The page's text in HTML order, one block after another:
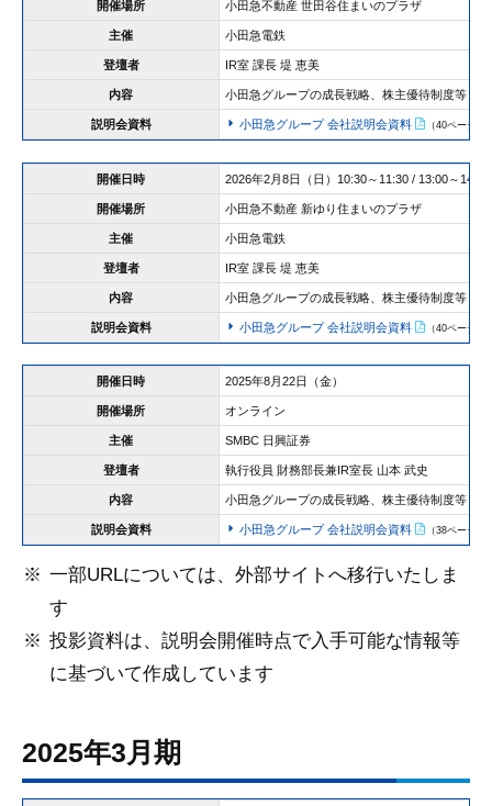
開催場所 小田急不動産 世田谷住まいのプラザ
主催 小田急電鉄
登壇者 IR室 課長 堤 恵美
内容 小田急グループの成長戦略、株主優待制度等
説明会資料 小田急グループ 会社説明会資料 （40ページ/
開催日時 2026年2月8日（日）10:30～11:30 / 13:00～14:00
開催場所 小田急不動産 新ゆり住まいのプラザ
主催 小田急電鉄
登壇者 IR室 課長 堤 恵美
内容 小田急グループの成長戦略、株主優待制度等
説明会資料 小田急グループ 会社説明会資料 （40ページ/
開催日時 2025年8月22日（金）
開催場所 オンライン
主催 SMBC 日興証券
登壇者 執行役員 財務部長兼IR室長 山本 武史
内容 小田急グループの成長戦略、株主優待制度等
説明会資料 小田急グループ 会社説明会資料 （38ページ/
一部URLについては、外部サイトへ移行いたしま
す
投影資料は、説明会開催時点で入手可能な情報等
に基づいて作成しています
2025年3月期